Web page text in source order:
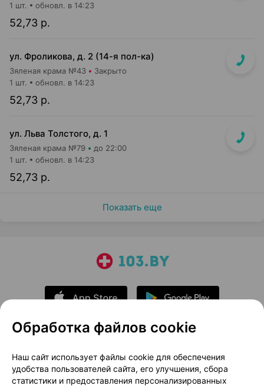
52,73 р.
1 шт. обновл. в 14:23
ул. Фроликова, д. 2 (14-я пол-ка)
Зяленая крама №43 Закрыто
52,73 р.
1 шт. обновл. в 14:23
ул. Льва Толстого, д. 1
Зяленая крама №79 до 22:00
52,73 р.
1 шт. обновл. в 14:23
Показать еще
О проекте
Новости проекта
Размещение рекламы
Медицинский маркетинг
Обработка файлов cookie
Наш сайт использует файлы cookie для обеспечения
удобства пользователей сайта, его улучшения, сбора
статистики и предоставления персонализированных